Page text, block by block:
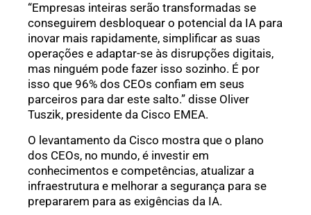
“Empresas inteiras serão transformadas se
conseguirem desbloquear o potencial da IA para
inovar mais rapidamente, simplificar as suas
operações e adaptar-se às disrupções digitais,
mas ninguém pode fazer isso sozinho. É por
isso que 96% dos CEOs confiam em seus
parceiros para dar este salto.” disse Oliver
Tuszik, presidente da Cisco EMEA.
O levantamento da Cisco mostra que o plano
dos CEOs, no mundo, é investir em
conhecimentos e competências, atualizar a
infraestrutura e melhorar a segurança para se
prepararem para as exigências da IA.